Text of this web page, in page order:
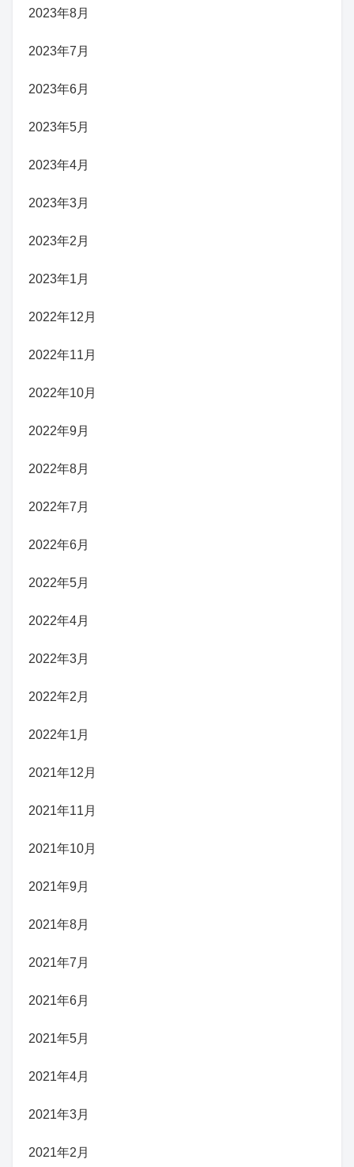
2023年8月
2023年7月
2023年6月
2023年5月
2023年4月
2023年3月
2023年2月
2023年1月
2022年12月
2022年11月
2022年10月
2022年9月
2022年8月
2022年7月
2022年6月
2022年5月
2022年4月
2022年3月
2022年2月
2022年1月
2021年12月
2021年11月
2021年10月
2021年9月
2021年8月
2021年7月
2021年6月
2021年5月
2021年4月
2021年3月
2021年2月